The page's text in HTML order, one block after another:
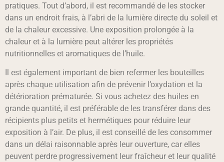
pratiques. Tout d’abord, il est recommandé de les stocker
dans un endroit frais, à l’abri de la lumière directe du soleil et
de la chaleur excessive. Une exposition prolongée à la
chaleur et à la lumière peut altérer les propriétés
nutritionnelles et aromatiques de l’huile.
Il est également important de bien refermer les bouteilles
après chaque utilisation afin de prévenir l’oxydation et la
détérioration prématurée. Si vous achetez des huiles en
grande quantité, il est préférable de les transférer dans des
récipients plus petits et hermétiques pour réduire leur
exposition à l’air. De plus, il est conseillé de les consommer
dans un délai raisonnable après leur ouverture, car elles
peuvent perdre progressivement leur fraîcheur et leur qualité